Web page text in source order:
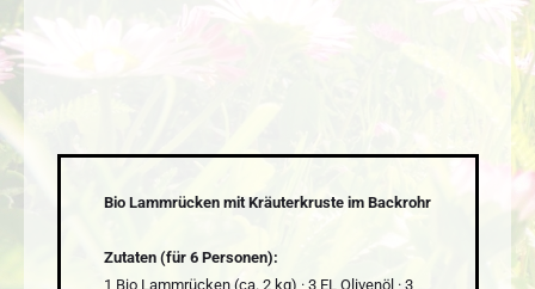
Bio Lammrücken mit Kräuterkruste im Backrohr
Zutaten (für 6 Personen):
1 Bio Lammrücken (ca. 2 kg) · 3 EL Olivenöl · 3